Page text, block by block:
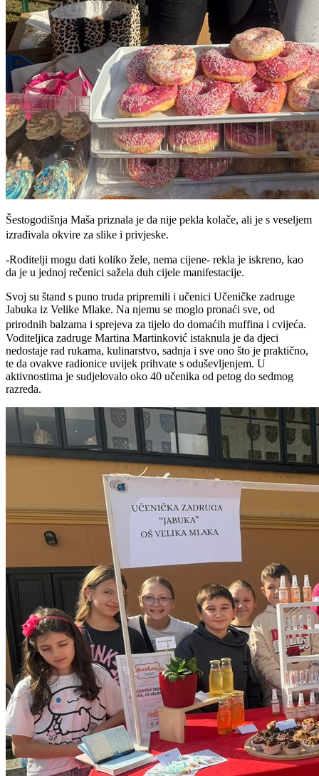
Šestogodišnja Maša priznala je da nije pekla kolače, ali je s veseljem
izrađivala okvire za slike i privjeske.
-Roditelji mogu dati koliko žele, nema cijene- rekla je iskreno, kao
da je u jednoj rečenici sažela duh cijele manifestacije.
Svoj su štand s puno truda pripremili i učenici Učeničke zadruge
Jabuka iz Velike Mlake. Na njemu se moglo pronaći sve, od
prirodnih balzama i sprejeva za tijelo do domaćih muffina i cvijeća.
Voditeljica zadruge Martina Martinković istaknula je da djeci
nedostaje rad rukama, kulinarstvo, sadnja i sve ono što je praktično,
te da ovakve radionice uvijek prihvate s oduševljenjem. U
aktivnostima je sudjelovalo oko 40 učenika od petog do sedmog
razreda.